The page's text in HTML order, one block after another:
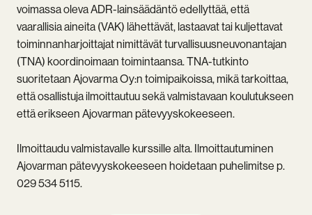
voimassa oleva ADR-lainsäädäntö edellyttää, että
vaarallisia aineita (VAK) lähettävät, lastaavat tai kuljettavat
toiminnanharjoittajat nimittävät turvallisuusneuvonantajan
(TNA) koordinoimaan toimintaansa. TNA-tutkinto
suoritetaan Ajovarma Oy:n toimipaikoissa, mikä tarkoittaa,
että osallistuja ilmoittautuu sekä valmistavaan koulutukseen
että erikseen Ajovarman pätevyyskokeeseen.
Ilmoittaudu valmistavalle kurssille alta. Ilmoittautuminen
Ajovarman pätevyyskokeeseen hoidetaan puhelimitse p.
029 534 5115.